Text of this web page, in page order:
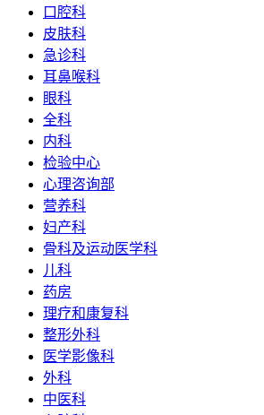
口腔科
皮肤科
急诊科
耳鼻喉科
眼科
全科
内科
检验中心
心理咨询部
营养科
妇产科
骨科及运动医学科
儿科
药房
理疗和康复科
整形外科
医学影像科
外科
中医科